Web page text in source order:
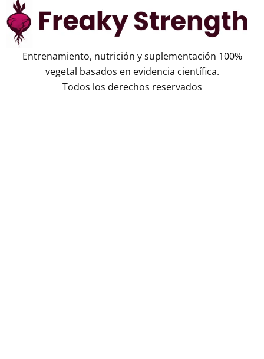
Entrenamiento, nutrición y suplementación 100%
vegetal basados en evidencia científica.
Todos los derechos reservados